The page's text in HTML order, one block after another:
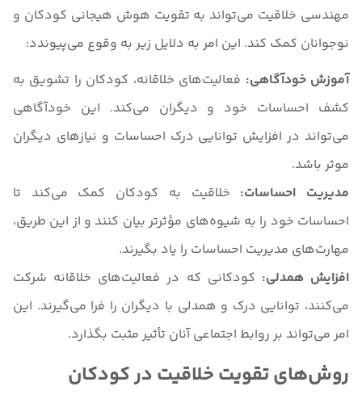
مهندسی خلاقیت می‌تواند به تقویت هوش هیجانی کودکان و
نوجوانان کمک کند. این امر به دلایل زیر به وقوع می‌پیوندد:
آموزش خودآگاهی: فعالیت‌های خلاقانه، کودکان را تشویق به
کشف احساسات خود و دیگران می‌کند. این خودآگاهی
می‌تواند در افزایش توانایی درک احساسات و نیازهای دیگران
موثر باشد.
مدیریت احساسات: خلاقیت به کودکان کمک می‌کند تا
احساسات خود را به شیوه‌های مؤثرتر بیان کنند و از این طریق،
مهارت‌های مدیریت احساسات را یاد بگیرند.
افزایش همدلی: کودکانی که در فعالیت‌های خلاقانه شرکت
می‌کنند، توانایی درک و همدلی با دیگران را فرا می‌گیرند. این
امر می‌تواند بر روابط اجتماعی آنان تأثیر مثبت بگذارد.
روش‌های تقویت خلاقیت در کودکان